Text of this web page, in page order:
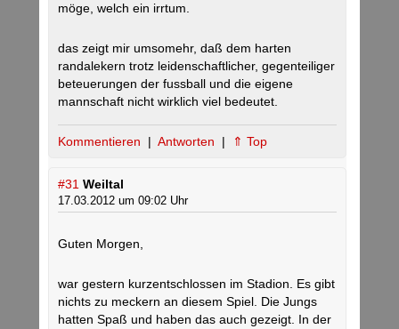
möge, welch ein irrtum.
das zeigt mir umsomehr, daß dem harten
randalekern trotz leidenschaftlicher, gegenteiliger
beteuerungen der fussball und die eigene
mannschaft nicht wirklich viel bedeutet.
Kommentieren | Antworten | ⇑ Top
#31 Weiltal
17.03.2012 um 09:02 Uhr
Guten Morgen,
war gestern kurzentschlossen im Stadion. Es gibt
nichts zu meckern an diesem Spiel. Die Jungs
hatten Spaß und haben das auch gezeigt. In der